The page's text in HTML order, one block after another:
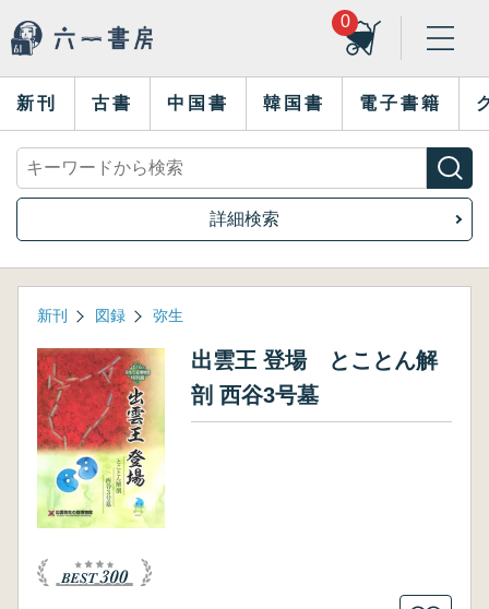
0
新刊 古書 中国書 韓国書 電子書籍
詳細検索
新刊 図録 弥生
出雲王 登場 とことん解
剖 西谷3号墓